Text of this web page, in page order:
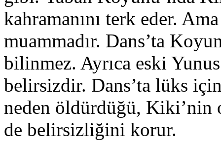
kahramanını terk eder.
muammadır. Dans’ta
bilinmez. Ayrıca eski
belirsizdir. Dans’ta lüks
neden öldürdüğü,
de belirsizliğini korur.